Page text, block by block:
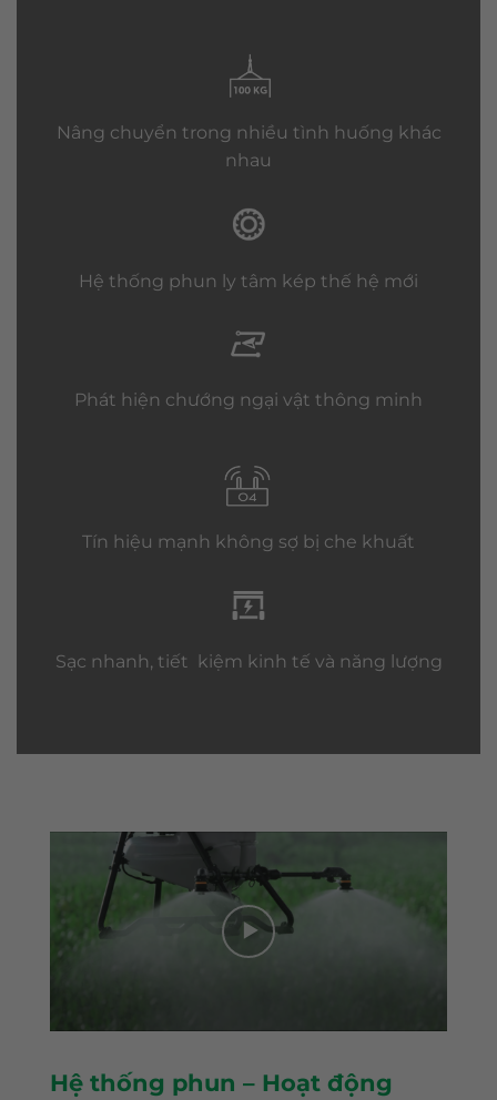
Nâng chuyển trong nhiều tình huống khác
nhau
Hệ thống phun ly tâm kép thế hệ mới
Phát hiện chướng ngại vật thông minh
Tín hiệu mạnh không sợ bị che khuất
Sạc nhanh, tiết kiệm kinh tế và năng lượng
Hệ thống phun – Hoạt động